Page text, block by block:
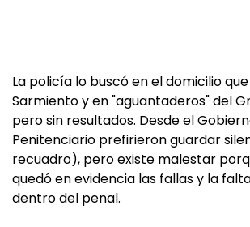
La policía lo buscó en el domicilio
Sarmiento y en "aguantaderos" del
pero sin resultados. Desde el
Penitenciario prefirieron guardar
recuadro), pero existe malestar
quedó en evidencia las fallas y la
dentro del penal.